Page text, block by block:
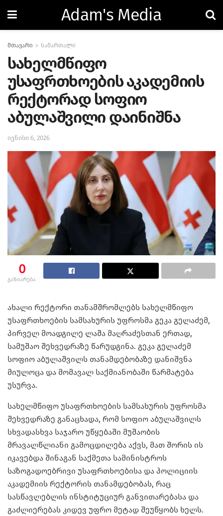
Adam's Media
მთავარი სამართალი
სახელმწიფო
უსაფრთხოების აკადემიის
რექტორად სოფიო
აბულაშვილი დაინიშნა
ივნისი 6, 2026
0
გაზიარება
ახალი რექტორი თანამშრომლებს სახელმწიფო
უსაფრთხოების სამსახურის უფროსმა გეკა გელაძემ,
პირველ მოადგილე ლაშა მაღრაძესთან ერთად,
სამუშაო შეხვედრაზე წარუდგინა. გეკა გელაძემ
სოფიო აბულაშვილს თანამდებობაზე დანიშვნა
მიულოცა და მომავალ საქმიანობაში წარმატება
უსურვა.
სახელმწიფო უსაფრთხოების სამსახურის უფროსმა
შეხვედრაზე განაცხადა, რომ სოფიო აბულაშვილს
სხვადასხვა საჯარო უწყებაში მუშაობის
მრავალწლიანი გამოცდილება აქვს, მათ შორის ის
იკავებდა შინაგან საქმეთა სამინისტროს
საზოგადოებრივი უსაფრთხოებისა და პოლიციის
აკადემიის რექტორის თანამდებობას, რაც
სასწავლებლის ინსტიტუციურ განვითარებასა და
გაძლიერებას კიდევ უფრო მეტად შეუწყობს ხელს.